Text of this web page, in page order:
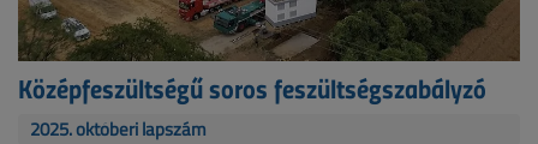
Középfeszültségű soros feszültségszabályzó
2025. októberi lapszám